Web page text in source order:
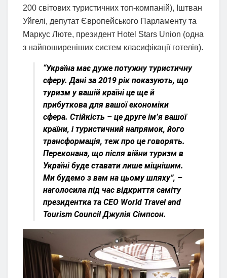
200 світових туристичних топ-компаній), Іштван
Уйгелі, депутат Європейського Парламенту та
Маркус Люте, президент Hotel Stars Union (одна
з найпоширеніших систем класифікації готелів).
“Україна має дуже потужну туристичну
сферу. Дані за 2019 рік показують, що
туризм у вашій країні це ще й
прибуткова для вашої економіки
сфера. Стійкість – це друге ім’я вашої
країни, і туристичний напрямок, його
трансформація, теж про це говорять.
Переконана, що після війни туризм в
Україні буде ставати лише міцнішим.
Ми будемо з вам на цьому шляху”, –
наголосила під час відкриття саміту
президентка та СЕО World Travel and
Tourism Council Джулія Сімпсон.